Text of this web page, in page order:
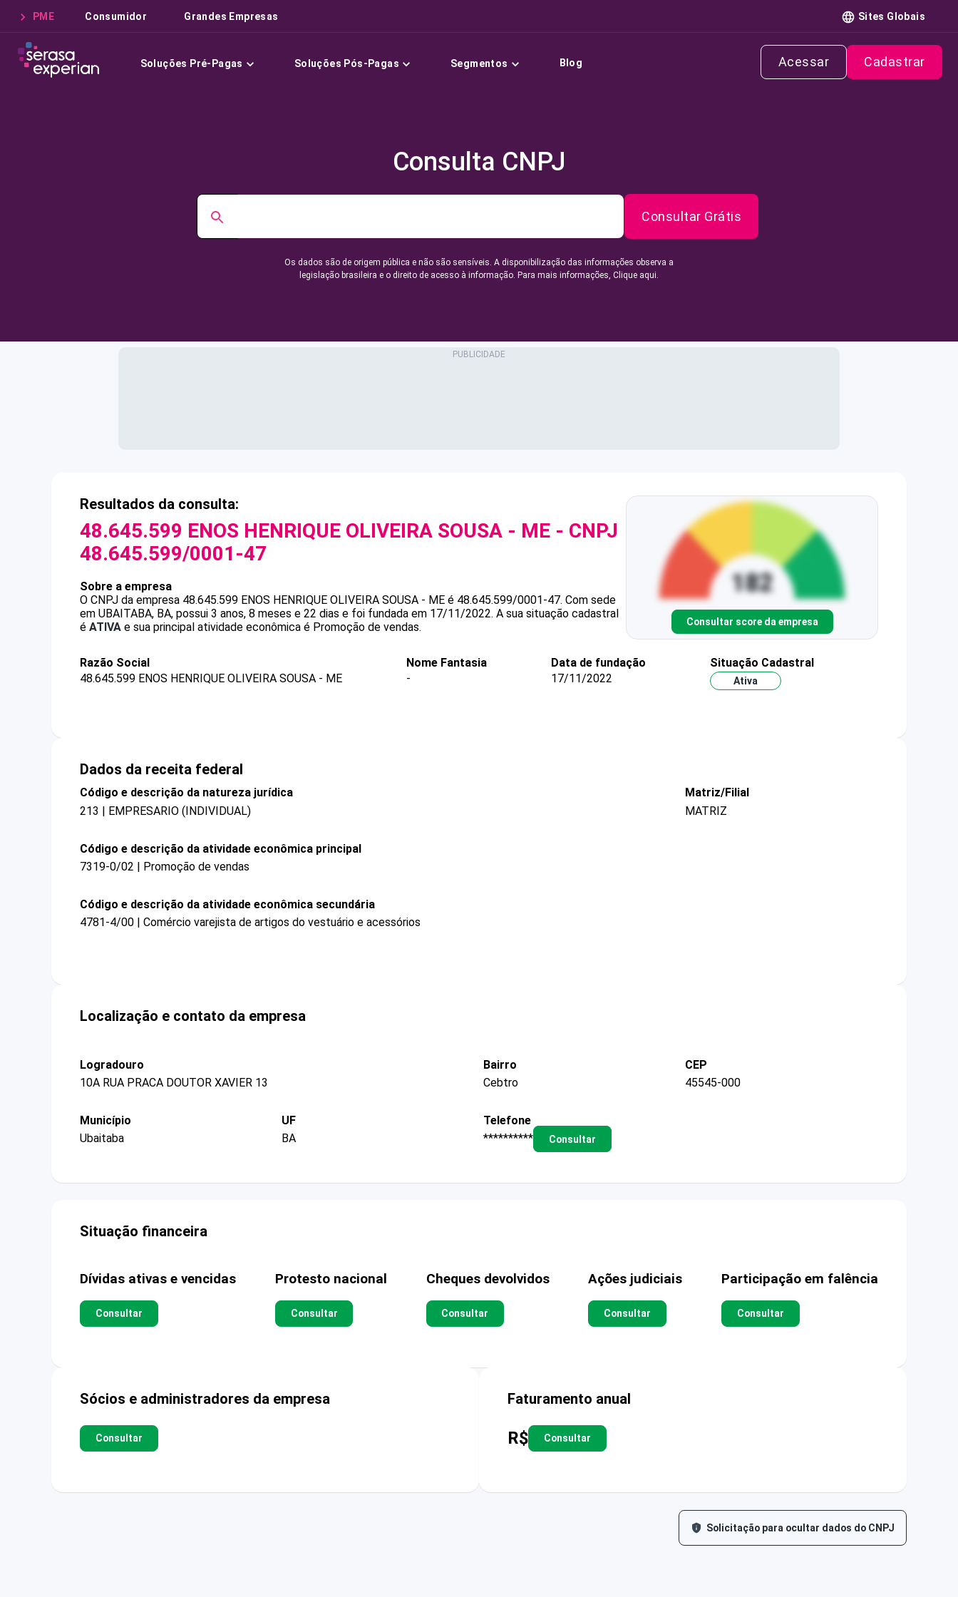
PME Consumidor Grandes Empresas Sites Globais
Soluções Pré-Pagas Soluções Pós-Pagas Segmentos Blog Acessar Cadastrar
Consulta CNPJ
Consultar Grátis
Os dados são de origem pública e não são sensíveis. A disponibilização das informações observa a
legislação brasileira e o direito de acesso à informação. Para mais informações, Clique aqui.
Resultados da consulta:
48.645.599 ENOS HENRIQUE OLIVEIRA SOUSA - ME - CNPJ
48.645.599/0001-47
Sobre a empresa
O CNPJ da empresa 48.645.599 ENOS HENRIQUE OLIVEIRA SOUSA - ME é 48.645.599/0001-47. Com sede
em UBAITABA, BA, possui 3 anos, 8 meses e 22 dias e foi fundada em 17/11/2022. A sua situação cadastral
é ATIVA e sua principal atividade econômica é Promoção de vendas. Consultar score da empresa
Razão Social
48.645.599 ENOS HENRIQUE OLIVEIRA SOUSA - ME
Nome Fantasia
-
Data de fundação
17/11/2022
Situação Cadastral
Ativa
Dados da receita federal
Código e descrição da natureza jurídica
213 | EMPRESARIO (INDIVIDUAL)
Matriz/Filial
MATRIZ
Código e descrição da atividade econômica principal
7319-0/02 | Promoção de vendas
Código e descrição da atividade econômica secundária
4781-4/00 | Comércio varejista de artigos do vestuário e acessórios
Localização e contato da empresa
Logradouro
10A RUA PRACA DOUTOR XAVIER 13
Bairro
Cebtro
CEP
45545-000
Município
Ubaitaba
UF
BA
Telefone
**********
Consultar
Situação financeira
Dívidas ativas e vencidas
Consultar
Protesto nacional
Consultar
Cheques devolvidos
Consultar
Ações judiciais
Consultar
Participação em falência
Consultar
Sócios e administradores da empresa
Consultar
Faturamento anual
R$ Consultar
Solicitação para ocultar dados do CNPJ